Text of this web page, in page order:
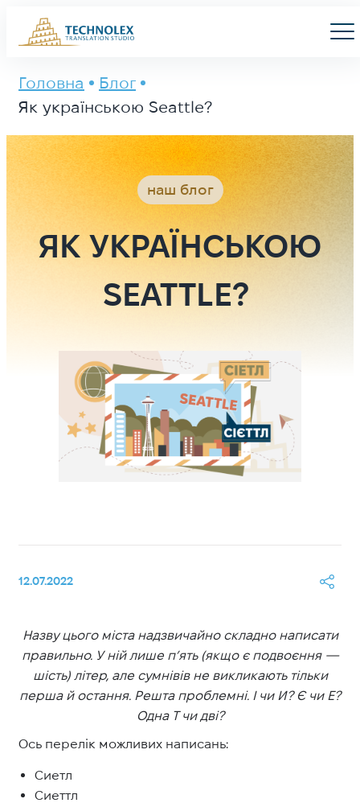
Main Logo
Menu
Головна
Блог
Як українською Seattle?
наш блог
ЯК УКРАЇНСЬКОЮ
SEATTLE?
12.07.2022
Назву цього міста надзвичайно складно написати
правильно. У ній лише п’ять (якщо є подвоєння —
шість) літер, але сумнівів не викликають тільки
перша й остання. Решта проблемні. І чи И? Є чи Е?
Одна Т чи дві?
Ось перелік можливих написань:
Сиетл
Сиеттл